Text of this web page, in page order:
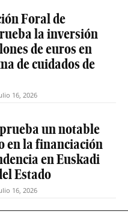
Foral de
la inversión
de euros en
de cuidados de
16, 2026
un notable
en la financiación
en Euskadi
Estado
16, 2026